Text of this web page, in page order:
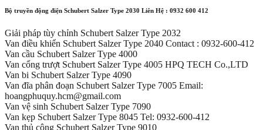
Bộ truyền động điện Schubert Salzer Type 2030 Liên Hệ : 0932 600 412
Giải pháp tùy chỉnh Schubert Salzer Type 2032
Van điều khiển Schubert Salzer Type 2040 Contact : 0932-600-412
Van cầu Schubert Salzer Type 4000
Van cổng trượt Schubert Salzer Type 4005 HPQ TECH Co.,LTD
Van bi Schubert Salzer Type 4090
Van đĩa phân đoạn Schubert Salzer Type 7005 Email:
hoangphuquy.hcm@gmail.com
Van vệ sinh Schubert Salzer Type 7090
Van kẹp Schubert Salzer Type 8045 Tel: 0932-600-412
Van thủ công Schubert Salzer Type 9010